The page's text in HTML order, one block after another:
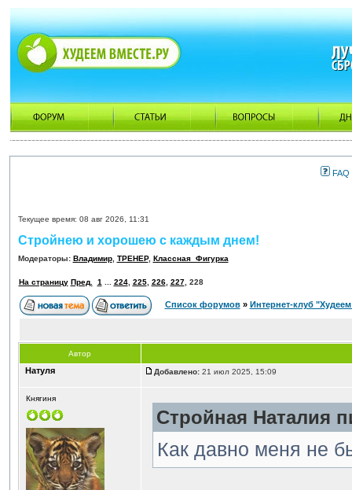
FAQ
Текущее время: 08 авг 2026, 11:31
Стройнею и хорошею с каждым днем!
Модераторы: Владимир, ТРЕНЕР, Классная_Фигурка
На страницу Пред. 1 224, 225, 226, 227, 228
Список форумов» Интернет-клуб
Автор
Натуля Добавлено:21 июл 2025, 15:09
Княгиня
Стройная Наталия
Как давно меня не